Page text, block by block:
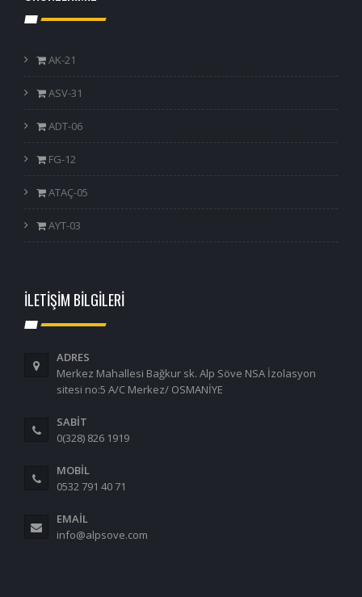
AK-21
ASV-31
ADT-06
FG-12
ATAÇ-05
AYT-03
İLETİŞİM BİLGİLERİ
ADRES
Merkez Mahallesi Bağkur sk. Alp Söve NSA İzolasyon
sitesi no:5 A/C Merkez/ OSMANİYE
SABİT
0(328) 826 1919
MOBİL
0532 791 40 71
EMAIL
info@alpsove.com